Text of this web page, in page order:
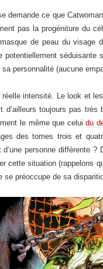
demande ce que
pas la progéniture du
de peau du
potentiellement séduisante
personnalité (aucune
intensité. Le look et
toujours pas
le même que celuidu
des tomes trois et
personne différente
cette situation (rappelons
préoccupe de sa